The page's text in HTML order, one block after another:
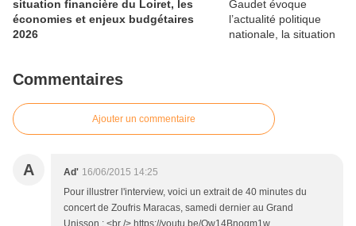
situation financière du Loiret, les
économies et enjeux budgétaires
2026
Commentaires
Ajouter un commentaire
A Ad' 16/06/2015 14:25
Pour illustrer l'interview, voici un extrait de 40 minutes du
concert de Zoufris Maracas, samedi dernier au Grand
Unisson : <br /> https://youtu.be/Ow14Bnogm1w